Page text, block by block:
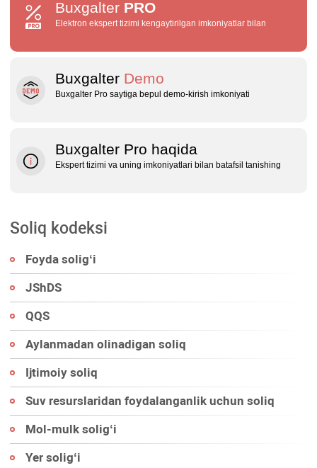
Buxgalter PRO
Elektron ekspert tizimi kengaytirilgan imkoniyatlar bilan
Buxgalter Demo
Buxgalter Pro saytiga bepul demo‑kirish imkoniyati
Buxgalter Pro haqida
Ekspert tizimi va uning imkoniyatlari bilan batafsil tanishing
Soliq kodeksi
Foyda soligʻi
JShDS
QQS
Aylanmadan olinadigan soliq
Ijtimoiy soliq
Suv resurslaridan foydalanganlik uchun soliq
Mol-mulk soligʻi
Yer soligʻi